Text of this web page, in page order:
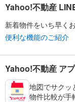
Yahoo!不動産
新着物件をいち早く
便利な機能のご紹介
Yahoo!不動産 ア
地図でサクッ
物件比較が手